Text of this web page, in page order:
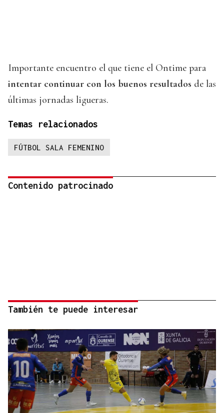
Importante encuentro el que tiene el Ontime para
intentar continuar con los buenos resultados de las
últimas jornadas ligueras.
Temas relacionados
FÚTBOL SALA FEMENINO
Contenido patrocinado
También te puede interesar